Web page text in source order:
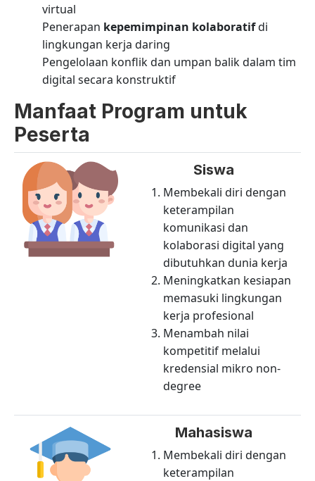
virtual
Penerapan kepemimpinan kolaboratifdi
lingkungan kerja daring
Pengelolaan konflik dan umpan balik dalam tim
digital secara konstruktif
Manfaat Program untuk
Peserta
Siswa
Membekali diri dengan
keterampilan
komunikasi dan
kolaborasi digital yang
dibutuhkan dunia kerja
Meningkatkan kesiapan
memasuki lingkungan
kerja profesional
Menambah nilai
kompetitif melalui
kredensial mikro non-
degree
Mahasiswa
Membekali diri dengan
keterampilan